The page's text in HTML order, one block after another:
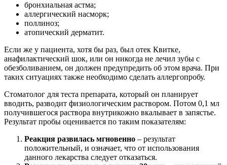
бронхиальная астма;
аллергический насморк;
поллиноз;
атопический дерматит.
Если же у пациента, хотя бы раз, был отек Квитке,
анафилактический шок, или он никогда не лечил зубы с
обезболиванием, он должен предупредить об этом врача. При
таких ситуациях также необходимо сделать аллергопробу.
Стоматолог для теста препарата, который он планирует
вводить, разводит физиологическим раствором. Потом 0,1 мл
получившегося раствора внутрикожно вкалывает в запястье.
Результат пробы оценивается по таким показателям:
Реакция развилась мгновенно – результат
положительный, и означает, что от использования
данного лекарства следует отказаться.